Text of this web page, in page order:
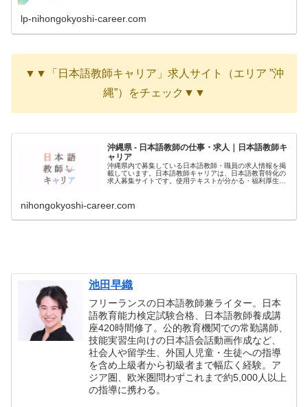
lp-nihongokyoshi-career.com
▼▼「日本語教師キャリア」求人サイト（エリア ”沖
縄”）をチェック▼▼
沖縄県 - 日本語教師の仕事・求人｜日本語教師キ
ャリア
沖縄県内で募集している日本語教師・職員の求人情報を掲
載しています。日本語教師キャリアは、日本語教育特化の
求人募集サイトです。使用テキストが分かる・福利厚生が
nihongokyoshi-career.com
池田早織
フリーランスの日本語教師兼ライター。日本
語教育能力検定試験合格、日本語教師養成講
座420時間修了。公的教育機関での常勤講師、
技能実習生向けの日本語会話動画作成など、
社会人や留学生、外国人児童・生徒への指導
を含め上級者から初級者まで幅広く経験。ア
ジア圏、欧米圏問わずこれまで約5,000人以上
の指導に携わる。